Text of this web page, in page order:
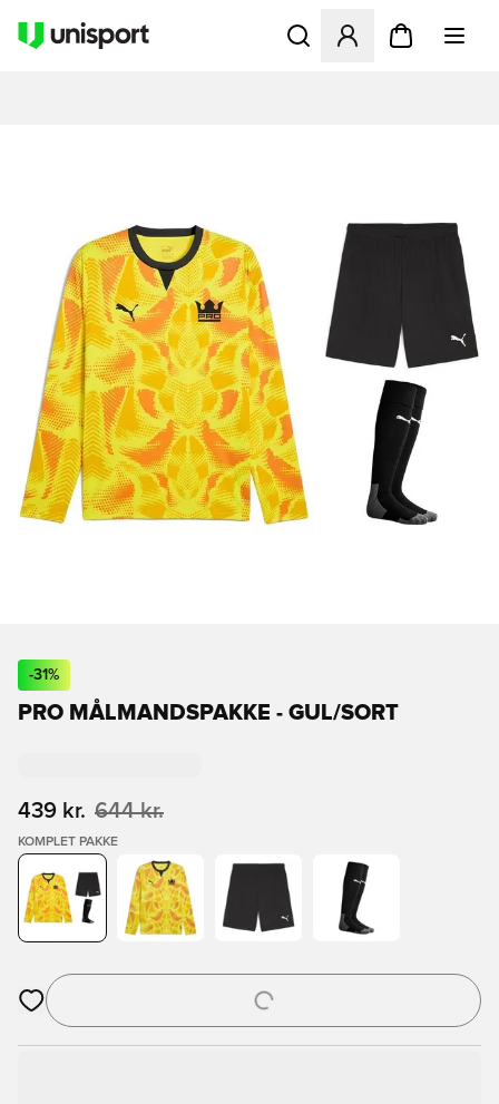
Åbner en Modal til at
-31%
PRO MÅLMANDSPAKKE - GUL/SORT
439 kr. 644 kr.
KOMPLET PAKKE
Åbner en Modal til at logge ind eller tilmelde dig som medlem